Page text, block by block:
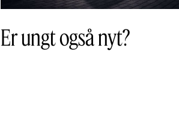
Er ungt også nyt?